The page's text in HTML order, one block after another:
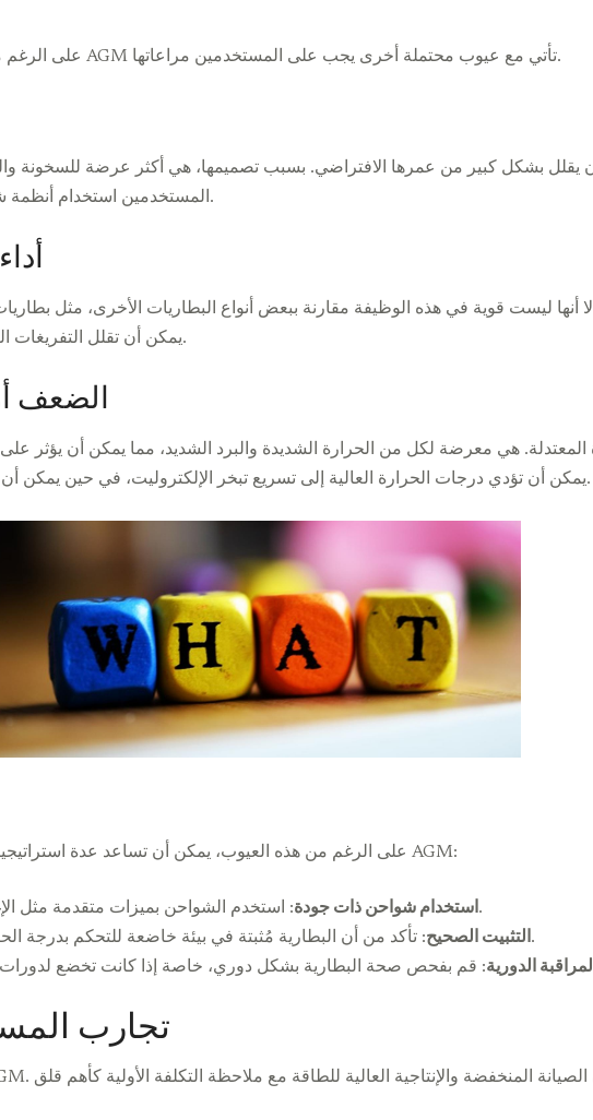
على الرغم من أن التكلفة هي العيب الرئيسي، إلا أن بطاريات AGM تأتي مع عيوب محتملة أخرى يجب على المستخدمين مراعاتها.
المستخدمين استخدام أنظمة شحن مناسبة مع تنظيم الجهد لتجنب هذه المشكلة.
يمكن أن تقلل التفريغات العميقة المتكررة تدريجياً من سعتها وكفاءتها الكلية.
الضعف
يمكن أن تؤدي درجات الحرارة العالية إلى تسريع تبخر الإلكتروليت، في حين يمكن أن تتسبب الظروف الباردة في فقدان البطارية سعة.
على الرغم من هذه العيوب، يمكن أن تساعد عدة استراتيجيات في التخفيف من المشاكل المرتبطة ببطاريات AGM:
استخدام شواحن ذات جودة : استخدم الشواحن بميزات متقدمة مثل الإغلاق التلقائي وتنظيم الجهد لمنع الشحن الزائد.
التثبيت الصحيح : تأكد من أن البطارية مُثبتة في بيئة خاضعة للتحكم بدرجة الحرارة لتخفيف تأثيرات درجات الحرارة القصوى.
المراقبة الدورية
تجارب